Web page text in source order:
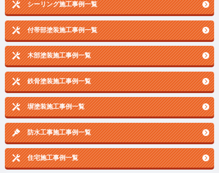
シーリング施工事例一覧
付帯部塗装施工事例一覧
木部塗装施工事例一覧
鉄骨塗装施工事例一覧
塀塗装施工事例一覧
防水工事施工事例一覧
住宅施工事例一覧